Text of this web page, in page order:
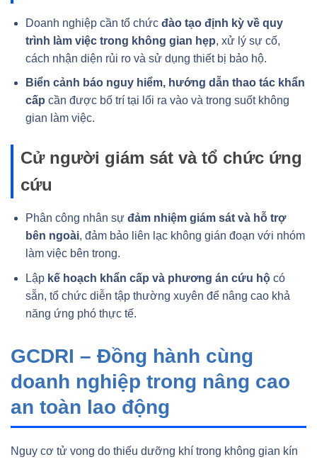
Doanh nghiệp cần tổ chức đào tạo định kỳ về quy
trình làm việc trong không gian hẹp, xử lý sự cố,
cách nhận diện rủi ro và sử dụng thiết bị bảo hộ.
Biển cảnh báo nguy hiểm, hướng dẫn thao tác khẩn
cấp cần được bố trí tại lối ra vào và trong suốt không
gian làm việc.
Cử người giám sát và tổ chức ứng
cứu
Phân công nhân sự đảm nhiệm giám sát và hỗ trợ
bên ngoài, đảm bảo liên lạc không gián đoạn với nhóm
làm việc bên trong.
Lập kế hoạch khẩn cấp và phương án cứu hộcó
sẵn, tổ chức diễn tập thường xuyên để nâng cao khả
năng ứng phó thực tế.
GCDRI – Đồng hành cùng
doanh nghiệp trong nâng cao
an toàn lao động
Nguy cơ tử vong do thiếu dưỡng khí trong không gian kín